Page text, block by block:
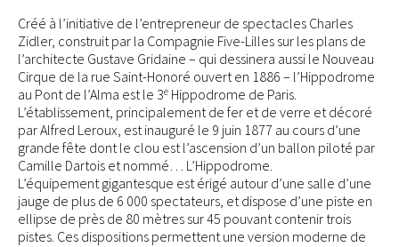
Créé à l’initiative de l’entrepreneur de spectacles Charles
Zidler, construit par la Compagnie Five-Lilles sur les plans de
l’architecte Gustave Gridaine – qui dessinera aussi le Nouveau
Cirque de la rue Saint-Honoré ouvert en 1886 – l’Hippodrome
au Pont de l’Alma est le 3e Hippodrome de Paris.
L’établissement, principalement de fer et de verre et décoré
par Alfred Leroux, est inauguré le 9 juin 1877 au cours d’une
grande fête dont le clou est l’ascension d’un ballon piloté par
Camille Dartois et nommé… L’Hippodrome.
L’équipement gigantesque est érigé autour d’une salle d’une
jauge de plus de 6 000 spectateurs, et dispose d’une piste en
ellipse de près de 80 mètres sur 45 pouvant contenir trois
pistes. Ces dispositions permettent une version moderne de